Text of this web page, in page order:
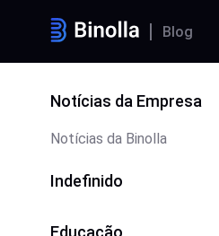
Blog
Notícias da Empresa
Notícias da Binolla
Indefinido
Educação